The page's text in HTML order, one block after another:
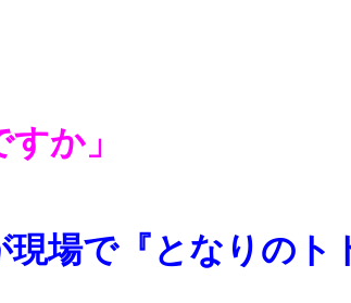
か」
場で『となりのト